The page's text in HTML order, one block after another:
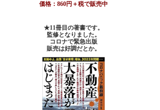
価格：860円＋税で販売中
★11冊目の著書です。
監修となりました。
コロナで緊急出版
販売は好調だとか。